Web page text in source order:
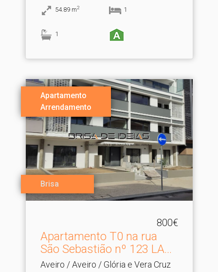
54.89 m2 1
1
Apartamento
Arrendamento
Brisa
800€
Apartamento T0 na rua
São Sebastião nº 123 LA.​..
Aveiro / Aveiro / Glória e Vera Cruz